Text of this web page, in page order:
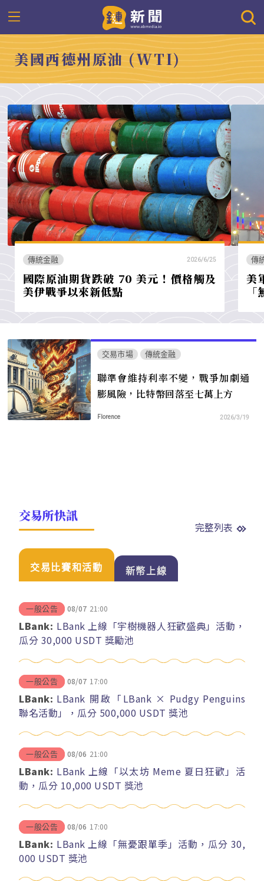
美國西德州原油 (WTI)
傳統金融 2026/6/25
國際原油期貨跌破 70 美元！價格觸及
美伊戰爭以來新低點
傳
美
交易市場 傳統金融
聯準會維持利率不變，戰爭加劇通
膨風險，比特幣回落至七萬上方
Florence 2026/3/19
交易所快訊
完整列表
交易比賽和活動 新幣上線
一般公告 08/07 21:00
LBank: LBank 上線「宇樹機器人狂歡盛典」活動，
瓜分 30,000 USDT 獎勵池
一般公告 08/07 17:00
LBank: LBank 開啟「LBank × Pudgy Penguins
聯名活動」，瓜分 500,000 USDT 獎池
一般公告 08/06 21:00
LBank: LBank 上線「以太坊 Meme 夏日狂歡」活
動，瓜分 10,000 USDT 獎池
一般公告 08/06 17:00
LBank: LBank 上線「無憂跟單季」活動，瓜分 30,
000 USDT 獎池